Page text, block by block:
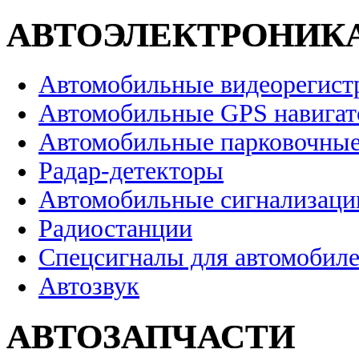
Автомобильные
Автомобильные GPS
Автомобильные
Радар-детекторы
Автомобильные
Радиостанции
Спецсигналы для
Автозвук
АВТОЗАПЧАСТИ